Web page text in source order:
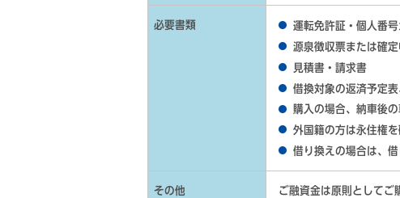
必要書類
運転免許証・個人番
源泉徴収票または確
見積書・請求書
借換対象の返済予定
購入の場合、納車後の
外国籍の方は永住権
借り換えの場合は、
その他 ご融資金は原則としてご